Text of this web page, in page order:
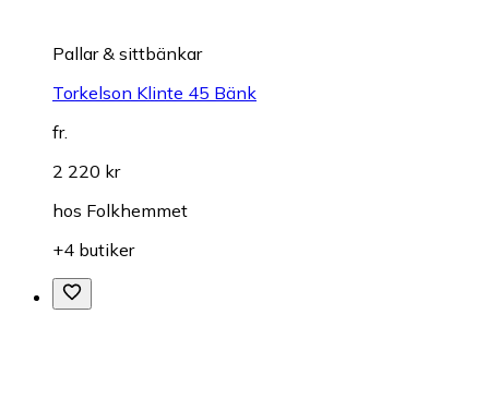
Pallar & sittbänkar
Torkelson Klinte 45 Bänk
fr.
2 220 kr
hos Folkhemmet
+4 butiker